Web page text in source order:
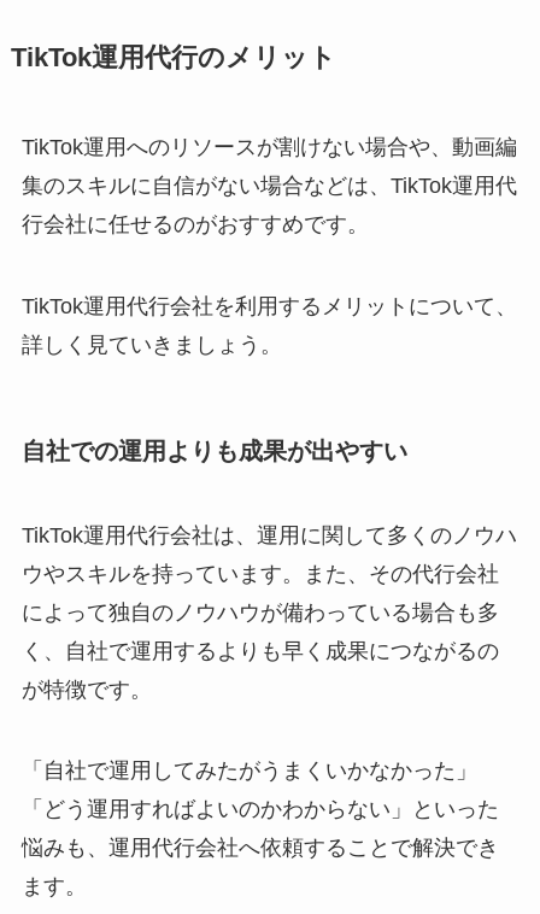
TikTok運用代行のメリット
TikTok運用へのリソースが割けない場合や、動画編
集のスキルに自信がない場合などは、TikTok運用代
行会社に任せるのがおすすめです。
TikTok運用代行会社を利用するメリットについて、
詳しく見ていきましょう。
自社での運用よりも成果が出やすい
TikTok運用代行会社は、運用に関して多くのノウハ
ウやスキルを持っています。また、その代行会社
によって独自のノウハウが備わっている場合も多
く、自社で運用するよりも早く成果につながるの
が特徴です。
「自社で運用してみたがうまくいかなかった」
「どう運用すればよいのかわからない」といった
悩みも、運用代行会社へ依頼することで解決でき
ます。